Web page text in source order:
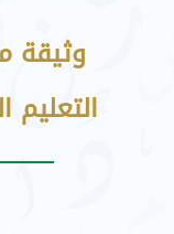
وثيقة
التعليم